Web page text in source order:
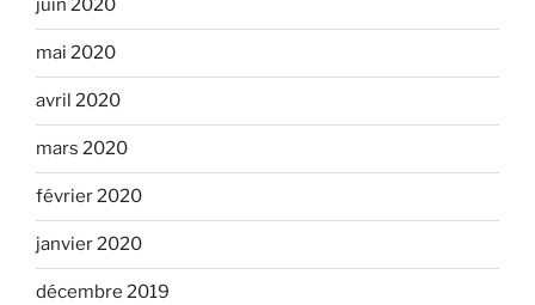
juin 2020
mai 2020
avril 2020
mars 2020
février 2020
janvier 2020
décembre 2019